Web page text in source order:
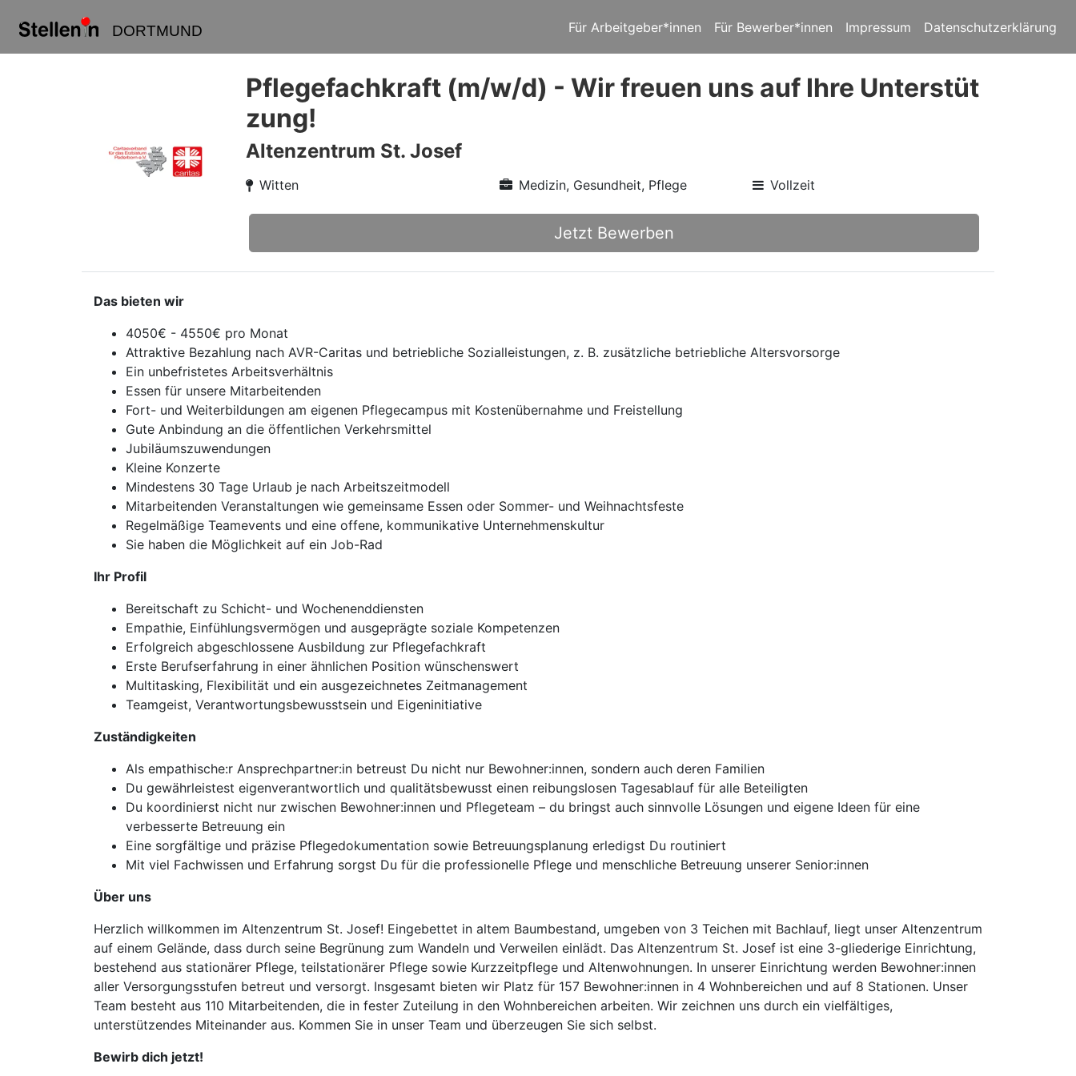
DORTMUND Für Arbeitgeber*innen Für Bewerber*innen Impressum Datenschutzerklärung
Pflegefachkraft (m/w/d) - Wir freuen uns auf Ihre Unterstüt
zung!
Altenzentrum St. Josef
Witten Medizin, Gesundheit, Pflege Vollzeit
Jetzt Bewerben
Das bieten wir
4050€ - 4550€ pro Monat
Attraktive Bezahlung nach AVR-Caritas und betriebliche Sozialleistungen, z. B. zusätzliche betriebliche Altersvorsorge
Ein unbefristetes Arbeitsverhältnis
Essen für unsere Mitarbeitenden
Fort- und Weiterbildungen am eigenen Pflegecampus mit Kostenübernahme und Freistellung
Gute Anbindung an die öffentlichen Verkehrsmittel
Jubiläumszuwendungen
Kleine Konzerte
Mindestens 30 Tage Urlaub je nach Arbeitszeitmodell
Mitarbeitenden Veranstaltungen wie gemeinsame Essen oder Sommer- und Weihnachtsfeste
Regelmäßige Teamevents und eine offene, kommunikative Unternehmenskultur
Sie haben die Möglichkeit auf ein Job-Rad
Ihr Profil
Bereitschaft zu Schicht- und Wochenenddiensten
Empathie, Einfühlungsvermögen und ausgeprägte soziale Kompetenzen
Erfolgreich abgeschlossene Ausbildung zur Pflegefachkraft
Erste Berufserfahrung in einer ähnlichen Position wünschenswert
Multitasking, Flexibilität und ein ausgezeichnetes Zeitmanagement
Teamgeist, Verantwortungsbewusstsein und Eigeninitiative
Zuständigkeiten
Als empathische:r Ansprechpartner:in betreust Du nicht nur Bewohner:innen, sondern auch deren Familien
Du gewährleistest eigenverantwortlich und qualitätsbewusst einen reibungslosen Tagesablauf für alle Beteiligten
Du koordinierst nicht nur zwischen Bewohner:innen und Pflegeteam – du bringst auch sinnvolle Lösungen und eigene Ideen für eine
verbesserte Betreuung ein
Eine sorgfältige und präzise Pflegedokumentation sowie Betreuungsplanung erledigst Du routiniert
Mit viel Fachwissen und Erfahrung sorgst Du für die professionelle Pflege und menschliche Betreuung unserer Senior:innen
Über uns
Herzlich willkommen im Altenzentrum St. Josef! Eingebettet in altem Baumbestand, umgeben von 3 Teichen mit Bachlauf, liegt unser Altenzentrum
auf einem Gelände, dass durch seine Begrünung zum Wandeln und Verweilen einlädt. Das Altenzentrum St. Josef ist eine 3-gliederige Einrichtung,
bestehend aus stationärer Pflege, teilstationärer Pflege sowie Kurzzeitpflege und Altenwohnungen. In unserer Einrichtung werden Bewohner:innen
aller Versorgungsstufen betreut und versorgt. Insgesamt bieten wir Platz für 157 Bewohner:innen in 4 Wohnbereichen und auf 8 Stationen. Unser
Team besteht aus 110 Mitarbeitenden, die in fester Zuteilung in den Wohnbereichen arbeiten. Wir zeichnen uns durch ein vielfältiges,
unterstützendes Miteinander aus. Kommen Sie in unser Team und überzeugen Sie sich selbst.
Bewirb dich jetzt!